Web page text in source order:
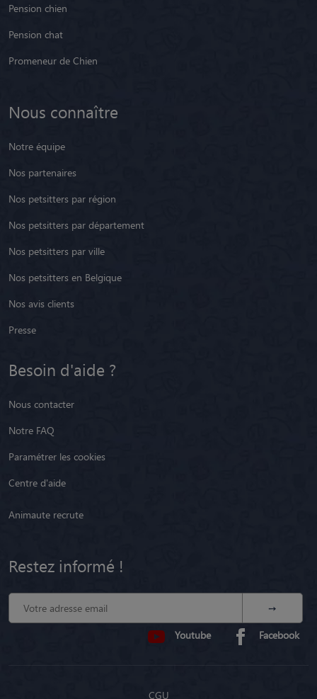
Pension chien
Pension chat
Promeneur de Chien
Nous connaître
Notre équipe
Nos partenaires
Nos petsitters par région
Nos petsitters par département
Nos petsitters par ville
Nos petsitters en Belgique
Nos avis clients
Presse
Besoin d'aide ?
Nous contacter
Notre FAQ
Paramétrer les cookies
Centre d'aide
Animaute recrute
Restez informé !
Youtube Facebook
CGU